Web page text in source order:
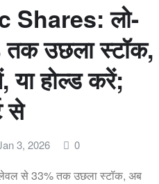
Shares: लो-
उछला स्टॉक,
होल्ड करें;
से
3, 2026 0
से 33% तक उछला स्टॉक, अब